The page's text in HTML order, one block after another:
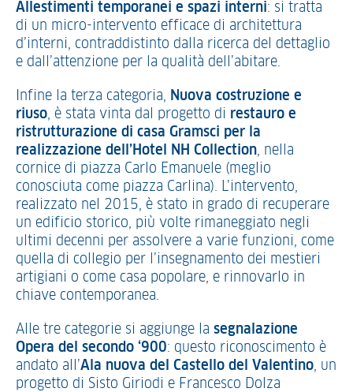
Allestimenti temporanei e spazi interni: si tratta
di un micro-intervento efficace di architettura
d’interni, contraddistinto dalla ricerca del dettaglio
e dall’attenzione per la qualità dell’abitare.
Infine la terza categoria, Nuova costruzione e
riuso, è stata vinta dal progetto di restauro e
ristrutturazione di casa Gramsci per la
realizzazione dell’Hotel NH Collection, nella
cornice di piazza Carlo Emanuele (meglio
conosciuta come piazza Carlina). L’intervento,
realizzato nel 2015, è stato in grado di recuperare
un edificio storico, più volte rimaneggiato negli
ultimi decenni per assolvere a varie funzioni, come
quella di collegio per l’insegnamento dei mestieri
artigiani o come casa popolare, e rinnovarlo in
chiave contemporanea.
Alle tre categorie si aggiunge la segnalazione
Opera del secondo ‘900: questo riconoscimento è
andato all’Ala nuova del Castello del Valentino, un
progetto di Sisto Giriodi e Francesco Dolza